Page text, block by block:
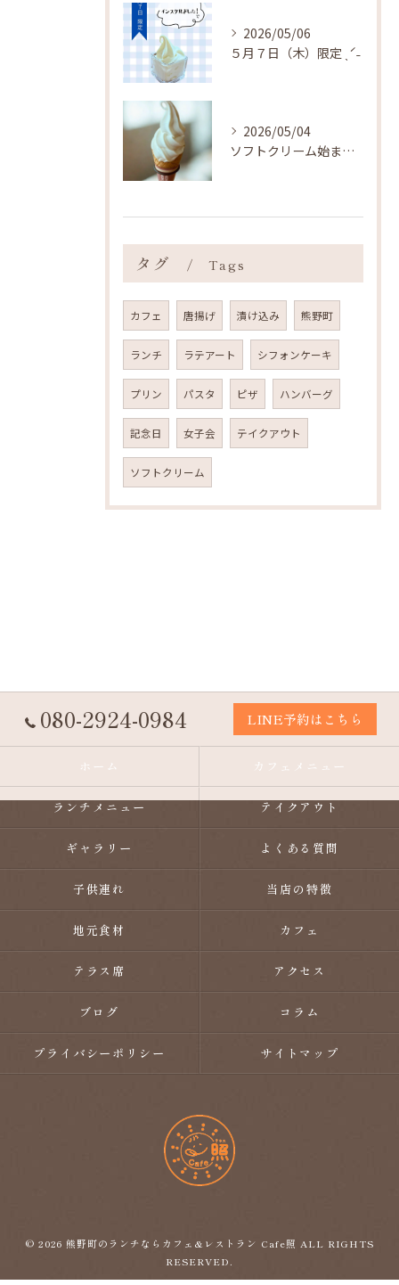
2026/05/06
５月７日（木）限定 ˎˊ˗
2026/05/04
ソフトクリーム始まりました ˎˊ˗
タグ Tags
カフェ 唐揚げ 漬け込み 熊野町
ランチ ラテアート シフォンケーキ
プリン パスタ ピザ ハンバーグ
記念日 女子会 テイクアウト
ソフトクリーム
080-2924-0984 LINE予約はこちら
ホーム カフェメニュー
ランチメニュー テイクアウト
ギャラリー よくある質問
子供連れ 当店の特徴
地元食材 カフェ
テラス席 アクセス
ブログ コラム
プライバシーポリシー サイトマップ
© 2026 熊野町のランチならカフェ&レストラン Cafe照 ALL RIGHTS
RESERVED.